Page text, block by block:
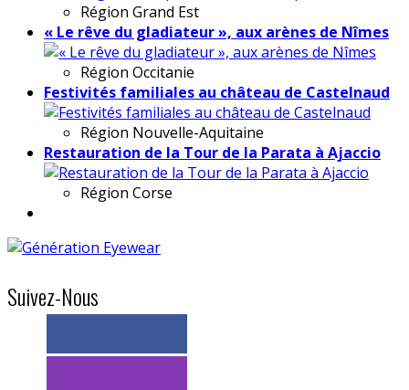
Région Grand Est
« Le rêve du gladiateur », aux arènes de Nîmes
Région Occitanie
Festivités familiales au château de Castelnaud
Région Nouvelle-Aquitaine
Restauration de la Tour de la Parata à Ajaccio
Région Corse
Suivez-Nous
> 11k abonnés